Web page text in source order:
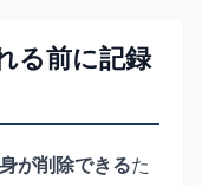
る前に記録
が削除できるた